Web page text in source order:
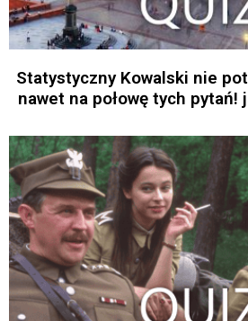
Statystyczny Kowalski nie
nawet na połowę tych